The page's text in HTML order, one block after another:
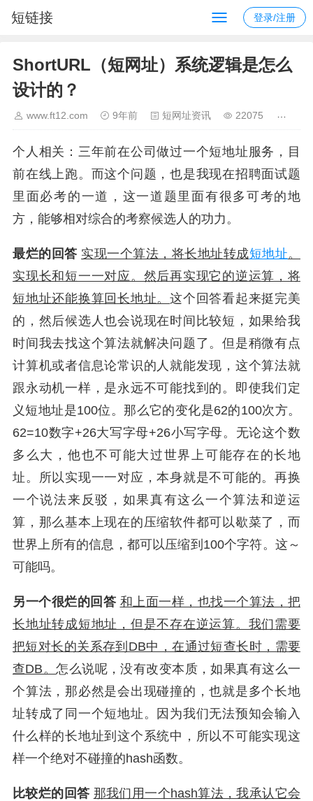
短链接 登录/注册
ShortURL（短网址）系统逻辑是怎么
设计的？
www.ft12.com 9年前 短网址资讯 22075
个人相关：三年前在公司做过一个短地址服务，目
前在线上跑。而这个问题，也是我现在招聘面试题
里面必考的一道，这一道题里面有很多可考的地
方，能够相对综合的考察候选人的功力。
最烂的回答 实现一个算法，将长地址转成短地址。
实现长和短一一对应。然后再实现它的逆运算，将
短地址还能换算回长地址。这个回答看起来挺完美
的，然后候选人也会说现在时间比较短，如果给我
时间我去找这个算法就解决问题了。但是稍微有点
计算机或者信息论常识的人就能发现，这个算法就
跟永动机一样，是永远不可能找到的。即使我们定
义短地址是100位。那么它的变化是62的100次方。
62=10数字+26大写字母+26小写字母。无论这个数
多么大，他也不可能大过世界上可能存在的长地
址。所以实现一一对应，本身就是不可能的。再换
一个说法来反驳，如果真有这么一个算法和逆运
算，那么基本上现在的压缩软件都可以歇菜了，而
世界上所有的信息，都可以压缩到100个字符。这～
可能吗。
另一个很烂的回答 和上面一样，也找一个算法，把
长地址转成短地址，但是不存在逆运算。我们需要
把短对长的关系存到DB中，在通过短查长时，需要
查DB。怎么说呢，没有改变本质，如果真有这么一
个算法，那必然是会出现碰撞的，也就是多个长地
址转成了同一个短地址。因为我们无法预知会输入
什么样的长地址到这个系统中，所以不可能实现这
样一个绝对不碰撞的hash函数。
比较烂的回答 那我们用一个hash算法，我承认它会